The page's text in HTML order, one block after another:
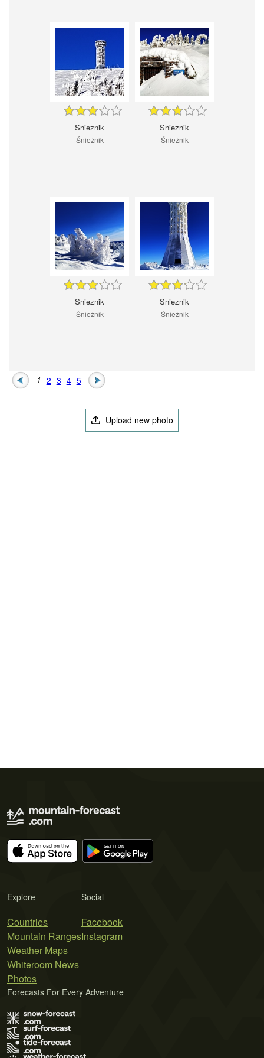
Snieznik
Śnieżnik
Snieznik
Śnieżnik
Snieznik
Śnieżnik
Snieznik
Śnieżnik
1 2 3 4 5
Upload new photo
Explore
Countries
Mountain Ranges
Weather Maps
Whiteroom News
Photos
Social
Facebook
Instagram
Forecasts For Every Adventure